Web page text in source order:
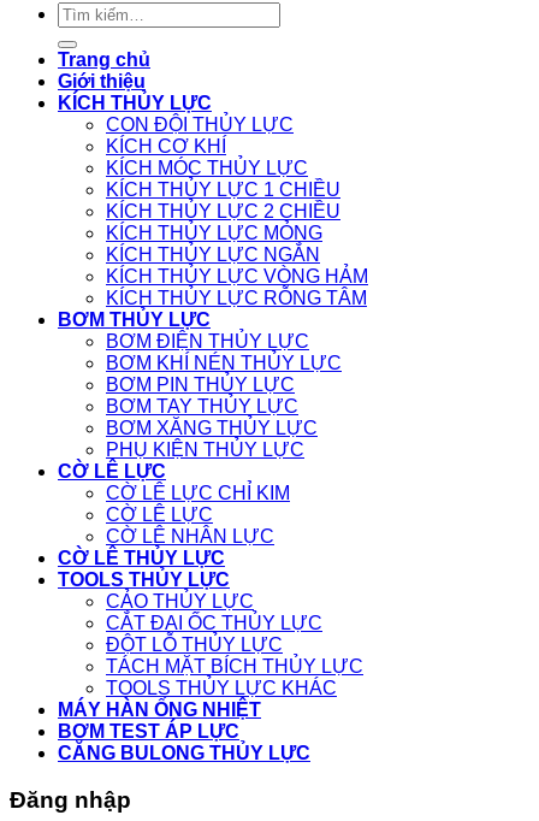
Tìm
kiếm:
Trang chủ
Giới thiệu
KÍCH THỦY LỰC
CON ĐỘI THỦY LỰC
KÍCH CƠ KHÍ
KÍCH MÓC THỦY LỰC
KÍCH THỦY LỰC 1 CHIỀU
KÍCH THỦY LỰC 2 CHIỀU
KÍCH THỦY LỰC MỎNG
KÍCH THỦY LỰC NGẮN
KÍCH THỦY LỰC VÒNG HẢM
KÍCH THỦY LỰC RỖNG TÂM
BƠM THỦY LỰC
BƠM ĐIỆN THỦY LỰC
BƠM KHÍ NÉN THỦY LỰC
BƠM PIN THỦY LỰC
BƠM TAY THỦY LỰC
BƠM XĂNG THỦY LỰC
PHỤ KIỆN THỦY LỰC
CỜ LÊ LỰC
CỜ LÊ LỰC CHỈ KIM
CỜ LÊ LỰC
CỜ LÊ NHÂN LỰC
CỜ LÊ THỦY LỰC
TOOLS THỦY LỰC
CẢO THỦY LỰC
CẮT ĐAI ỐC THỦY LỰC
ĐỘT LỖ THỦY LỰC
TÁCH MẶT BÍCH THỦY LỰC
TOOLS THỦY LỰC KHÁC
MÁY HÀN ỐNG NHIỆT
BƠM TEST ÁP LỰC
CĂNG BULONG THỦY LỰC
Đăng nhập